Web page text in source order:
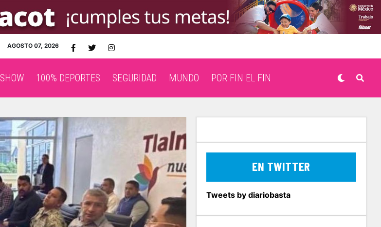
AGOSTO 07, 2026
SHOW 100% DEPORTES SEGURIDAD MUNDO POR FIN EL FIN
EN TWITTER
Tweets by diariobasta